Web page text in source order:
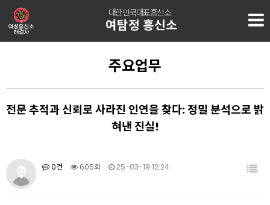
대한민국대표흥신소
여탐정 흥신소
주요업무
전문 추적과 신뢰로 사라진 인연을 찾다: 정밀 분석으로 밝
혀낸 진실!
0건 605회 25-03-19 12:24